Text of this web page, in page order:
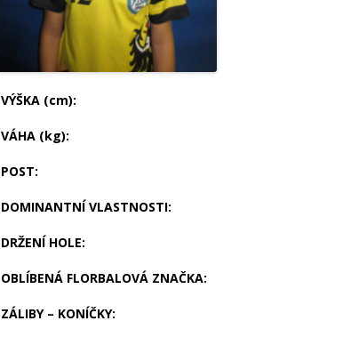
VÝŠKA (cm):
VÁHA (kg):
POST:
DOMINANTNÍ VLASTNOSTI:
DRŽENÍ HOLE:
OBLÍBENÁ FLORBALOVÁ ZNAČKA:
ZÁLIBY – KONÍČKY: